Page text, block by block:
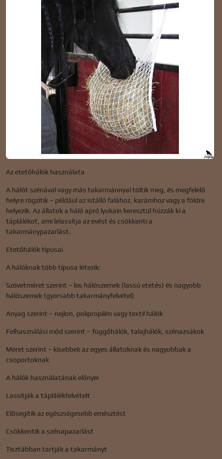
Az etetőhálók használata
A hálót szénával vagy más takarmánnyal töltik meg, és megfelelő
helyre rögzítik – például az istálló falához, karámhoz vagy a földre
helyezik. Az állatok a háló apró lyukain keresztül húzzák ki a
táplálékot, ami lelassítja az evést és csökkenti a
takarmánypazarlást.
Etetőhálók típusai
A hálóknak több típusa létezik:
Szövetméret szerint – kis hálószemek (lassú etetés) és nagyobb
hálószemek (gyorsabb takarmányfelvétel)
Anyag szerint – nejlon, polipropilén vagy textil hálók
Felhasználási mód szerint – függőhálók, talajhálók, szénazsákok
Méret szerint – kisebbek az egyes állatoknak és nagyobbak a
csoportoknak
A hálók használatának előnyei
Lassítják a táplálékfelvételt
Elősegítik az egészségesebb emésztést
Csökkentik a szénapazarlást
Tisztábban tartják a takarmányt